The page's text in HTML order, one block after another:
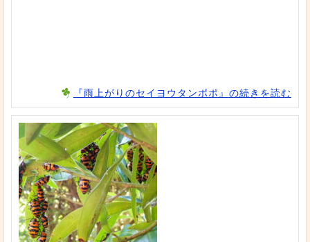
『雨上がりのセイヨウタンポポ』の続きを読む